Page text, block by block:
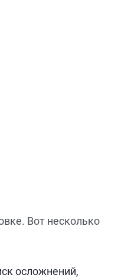
Вот несколько
осложнений,